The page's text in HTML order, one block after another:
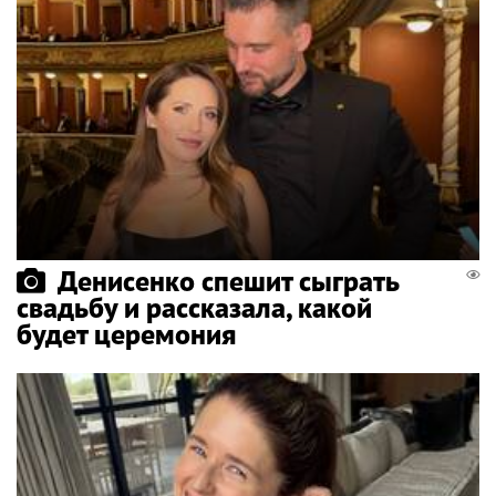
Денисенко спешит сыграть
свадьбу и рассказала, какой
будет церемония